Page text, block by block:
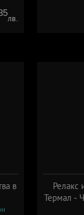
лв.
в
Релакс
Термал -